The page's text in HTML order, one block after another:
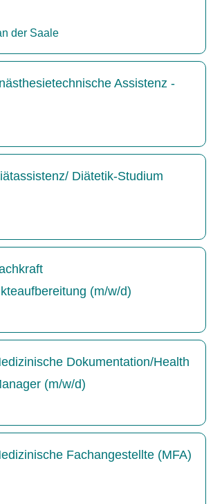
der Saale
Assistenz -
Diätetik-Studium
(m/w/d)
Dokumentation/Health
(m/w/d)
Fachangestellte (MFA)